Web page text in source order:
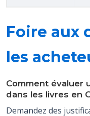
Foire aux
les
Comment évaluer
dans les livres en
Demandez des